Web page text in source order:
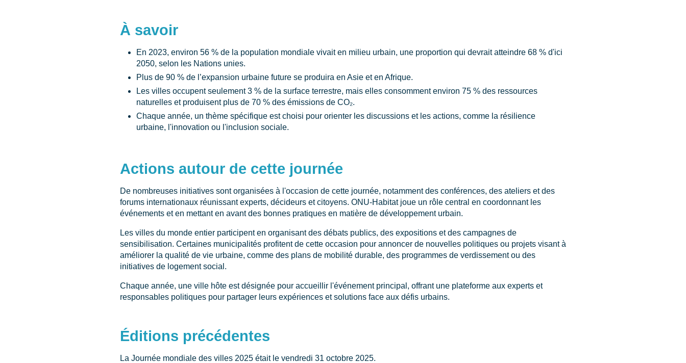
À savoir
En 2023, environ 56 % de la population mondiale vivait en milieu urbain, une proportion qui devrait atteindre 68 % d'ici
2050, selon les Nations unies.
Plus de 90 % de l’expansion urbaine future se produira en Asie et en Afrique.
Les villes occupent seulement 3 % de la surface terrestre, mais elles consomment environ 75 % des ressources
naturelles et produisent plus de 70 % des émissions de CO₂.
Chaque année, un thème spécifique est choisi pour orienter les discussions et les actions, comme la résilience
urbaine, l'innovation ou l'inclusion sociale.
Actions autour de cette journée
De nombreuses initiatives sont organisées à l'occasion de cette journée, notamment des conférences, des ateliers et des
forums internationaux réunissant experts, décideurs et citoyens. ONU-Habitat joue un rôle central en coordonnant les
événements et en mettant en avant des bonnes pratiques en matière de développement urbain.
Les villes du monde entier participent en organisant des débats publics, des expositions et des campagnes de
sensibilisation. Certaines municipalités profitent de cette occasion pour annoncer de nouvelles politiques ou projets visant à
améliorer la qualité de vie urbaine, comme des plans de mobilité durable, des programmes de verdissement ou des
initiatives de logement social.
Chaque année, une ville hôte est désignée pour accueillir l'événement principal, offrant une plateforme aux experts et
responsables politiques pour partager leurs expériences et solutions face aux défis urbains.
Éditions précédentes
La Journée mondiale des villes 2025 était le vendredi 31 octobre 2025.